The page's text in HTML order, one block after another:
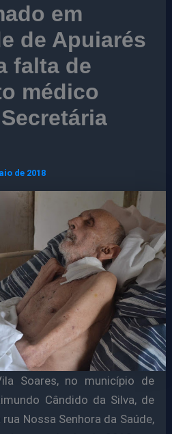
em
de Apuiarés
falta de
médico
de 2018
Soares, no município de
Cândido da Silva, de
Nossa Senhora da Saúde,